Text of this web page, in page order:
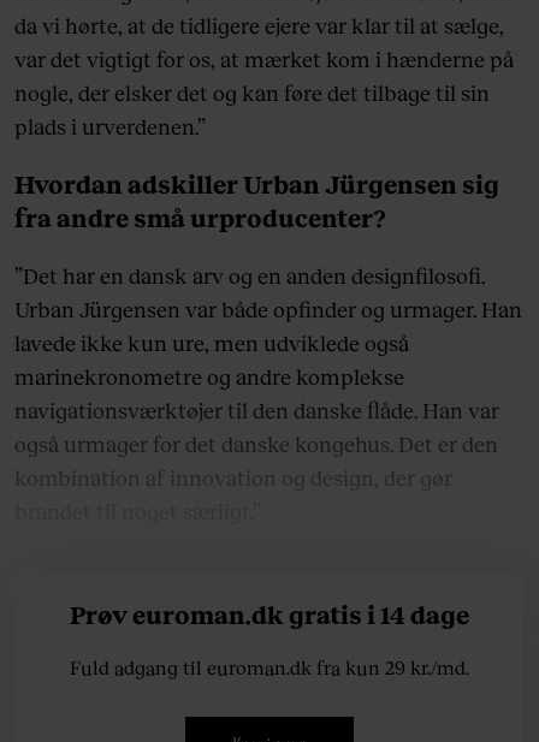
da vi hørte, at de tidligere ejere var klar til at sælge,
var det vigtigt for os, at mærket kom i hænderne på
nogle, der elsker det og kan føre det tilbage til sin
plads i urverdenen.”
Hvordan adskiller Urban Jürgensen sig
fra andre små urproducenter?
”Det har en dansk arv og en anden designfilosofi.
Urban Jürgensen var både opfinder og urmager. Han
lavede ikke kun ure, men udviklede også
marinekronometre og andre komplekse
navigationsværktøjer til den danske flåde. Han var
også urmager for det danske kongehus. Det er den
kombination af innovation og design, der gør
Prøv euroman.dk gratis i 14 dage
Fuld adgang til euroman.dk fra kun 29 kr./md.